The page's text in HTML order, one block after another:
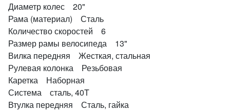
Диаметр колес 20"
Рама (материал) Сталь
Количество скоростей 6
Размер рамы велосипеда 13"
Вилка передняя Жесткая, стальная
Рулевая колонка Резьбовая
Каретка Наборная
Система сталь, 40T
Втулка передняя Сталь, гайка